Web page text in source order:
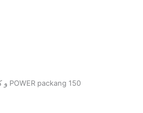
150 POWER packang و کشتی